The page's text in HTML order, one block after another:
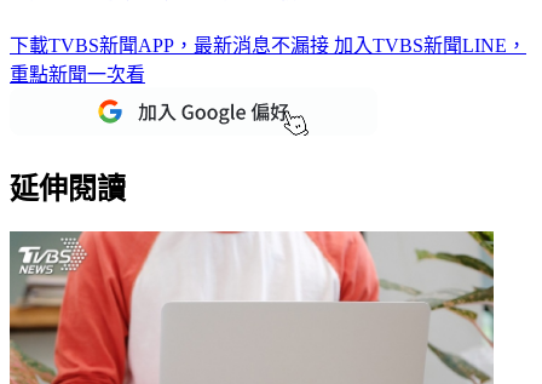
下載TVBS新聞APP，最新消息不漏接 加入TVBS新聞LINE，
重點新聞一次看
延伸閱讀